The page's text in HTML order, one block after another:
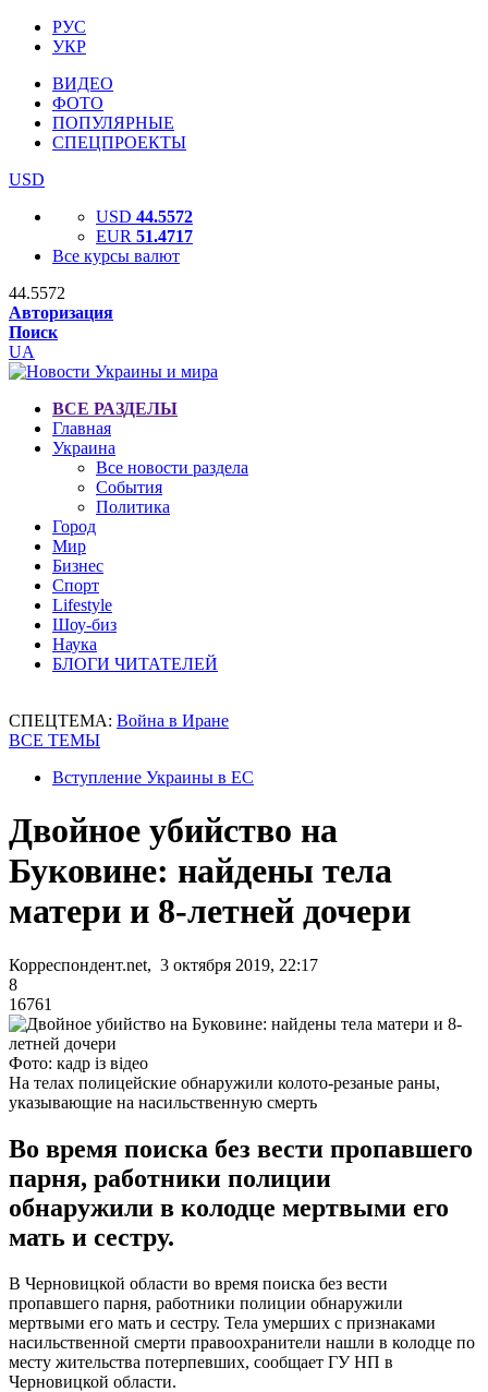
РУС
УКР
ВИДЕО
ФОТО
ПОПУЛЯРНЫЕ
СПЕЦПРОЕКТЫ
USD
USD 44.5572
EUR 51.4717
Все курсы валют
44.5572
Авторизация
Поиск
UA
ВСЕ РАЗДЕЛЫ
Главная
Украина
Все новости раздела
События
Политика
Город
Мир
Бизнес
Спорт
Lifestyle
Шоу-биз
Наука
БЛОГИ ЧИТАТЕЛЕЙ
СПЕЦТЕМА: Война в Иране
ВСЕ ТЕМЫ
Вступление Украины в ЕС
Двойное убийство на
Буковине: найдены тела
матери и 8-летней дочери
Корреспондент.net, 3 октября 2019, 22:17
8
16761
Фото: кадр із відео
На телах полицейские обнаружили колото-резаные раны,
указывающие на насильственную смерть
Во время поиска без вести пропавшего
парня, работники полиции
обнаружили в колодце мертвыми его
мать и сестру.
В Черновицкой области во время поиска без вести
пропавшего парня, работники полиции обнаружили
мертвыми его мать и сестру. Тела умерших с признаками
насильственной смерти правоохранители нашли в колодце по
месту жительства потерпевших, сообщает ГУ НП в
Черновицкой области.